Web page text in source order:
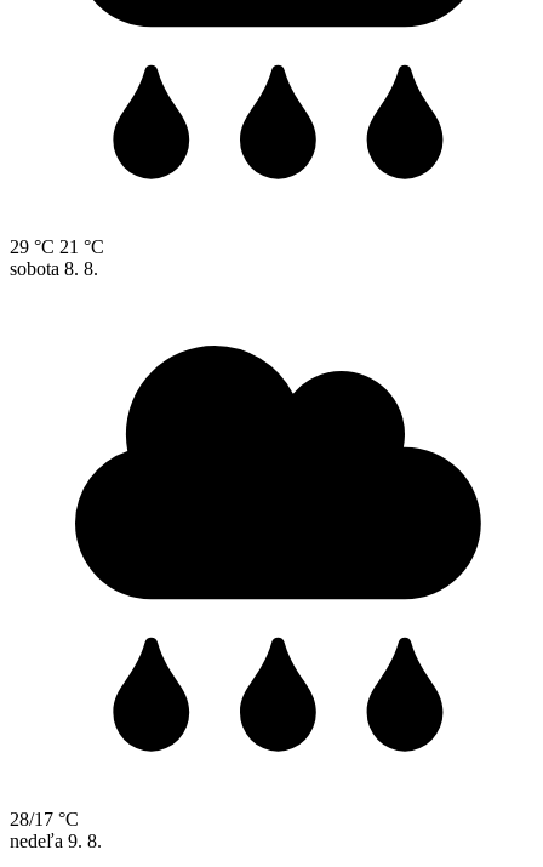
29 °C 21 °C
sobota 8. 8.
28/17 °C
nedeľa 9. 8.